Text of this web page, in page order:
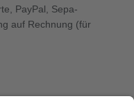
PayPal, Sepa-
auf Rechnung (für